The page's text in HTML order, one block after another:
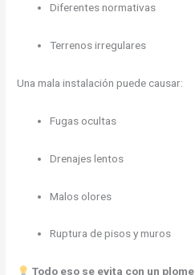
Diferentes normativas
Terrenos irregulares
Una mala instalación puede causar:
Fugas ocultas
Drenajes lentos
Malos olores
Ruptura de pisos y muros
Todo eso se evita con un